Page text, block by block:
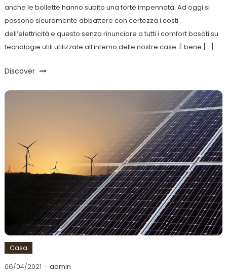
anche le bollette hanno subito una forte impennata. Ad oggi si
possono sicuramente abbattere con certezza i costi
dell’elettricità e questo senza rinunciare a tutti i comfort basati su
tecnologie utili utilizzate all’interno delle nostre case. È bene […]
Discover
Casa
06/04/2021
admin